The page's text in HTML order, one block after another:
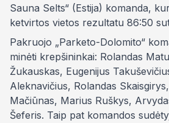
Sauna Selts“ (Estija) komanda,
ketvirtos vietos rezultatu 86:50
Pakruojo „Parketo-Dolomito“
minėti krepšininkai: Rolandas
Žukauskas, Eugenijus
Aleknavičius, Rolandas
Mačiūnas, Marius Ruškys,
Šeferis. Taip pat komandos